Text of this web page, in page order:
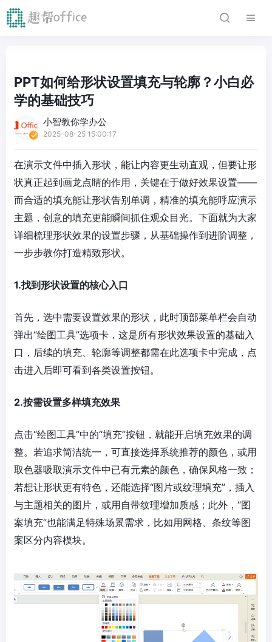
PPT如何给形状设置填充与轮廓？小白必
学的基础技巧
小智教你学办公
2025-08-25 15:00:17
在演示文件中插入形状，能让内容更生动直观，但要让形
状真正起到画龙点睛的作用，关键在于做好效果设置——
而合适的填充能让形状告别单调，精准的填充能呼应演示
主题，创意的填充更能瞬间抓住观众目光。下面就为大家
详细梳理形状效果的设置步骤，从基础操作到进阶调整，
一步步教你打造精致形状。
1.找到形状设置的核心入口
首先，选中需要设置效果的形状，此时顶部菜单栏会自动
弹出“绘图工具”选项卡，这是所有形状效果设置的基础入
口，后续的填充、轮廓等调整都需在此选项卡中完成，点
击进入后即可看到各类设置按钮。
2.按需设置多样填充效果
点击“绘图工具”中的“填充”按钮，就能开启填充效果的调
整。若追求简洁统一，可直接选择系统推荐的颜色，或用
取色器吸取演示文件中已有元素的颜色，确保风格一致；
若想让形状更有特色，还能选择“图片或纹理填充”，插入
与主题相关的图片，或用自带纹理增加质感；此外，“图
案填充”也能满足特殊场景需求，比如用网格、条纹等图
案区分内容模块。